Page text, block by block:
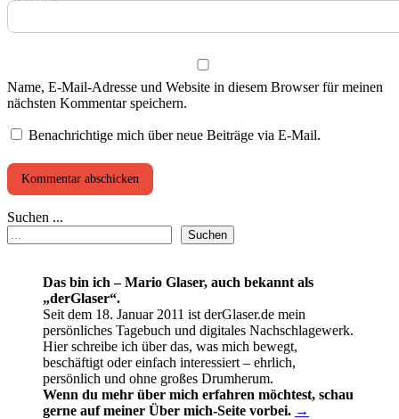
Name, E-Mail-Adresse und Website in diesem Browser für meinen
nächsten Kommentar speichern.
Benachrichtige mich über neue Beiträge via E-Mail.
Suchen ...
Suchen
Das bin ich – Mario Glaser, auch bekannt als
„derGlaser“.
Seit dem 18. Januar 2011 ist derGlaser.de mein
persönliches Tagebuch und digitales Nachschlagewerk.
Hier schreibe ich über das, was mich bewegt,
beschäftigt oder einfach interessiert – ehrlich,
persönlich und ohne großes Drumherum.
Wenn du mehr über mich erfahren möchtest, schau
gerne auf meiner Über mich-Seite vorbei. →